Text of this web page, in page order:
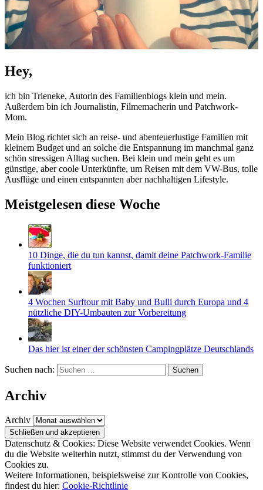
Hey,
ich bin Trieneke, Autorin des Familienblogs klein und mein.
Außerdem bin ich Journalistin, Filmemacherin und Patchwork-
Mom.
Mein Blog richtet sich an reise- und abenteuerlustige Familien mit
kleinem Budget und an solche die Entspannung im manchmal ganz
schön stressigen Alltag suchen. Bei klein und mein geht es um
günstige, aber coole Unterkünfte, um Reisen mit dem VW-Bus, tolle
Ausflüge und einen entspannten aber nachhaltigen Lifestyle.
Meistgelesen diese Woche
10 Dinge, die du tun kannst, damit deine Patchwork-Familie
funktioniert
4 Wochen Surftour mit Baby und Bulli durch Europa und 4
nützliche DIY-Umbauten zur Vorbereitung
Das hier ist einer der schönsten Campingplätze Deutschlands
Suchen nach:
Archiv
Archiv
Datenschutz & Cookies: Diese Website verwendet Cookies. Wenn
du die Website weiterhin nutzt, stimmst du der Verwendung von
Cookies zu.
Weitere Informationen, beispielsweise zur Kontrolle von Cookies,
findest du hier: Cookie-Richtlinie